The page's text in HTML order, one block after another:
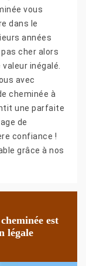
vous
dans le
années
cher alors
inégalé.
avec
cheminée à
une parfaite
de
confiance !
grâce à nos
est
légale